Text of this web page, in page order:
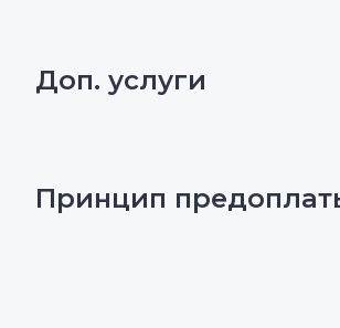
Доп. услуги
Принцип